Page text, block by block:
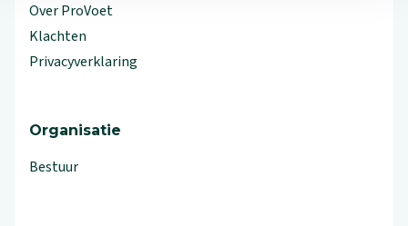
Over ProVoet
Klachten
Privacyverklaring
Organisatie
Bestuur